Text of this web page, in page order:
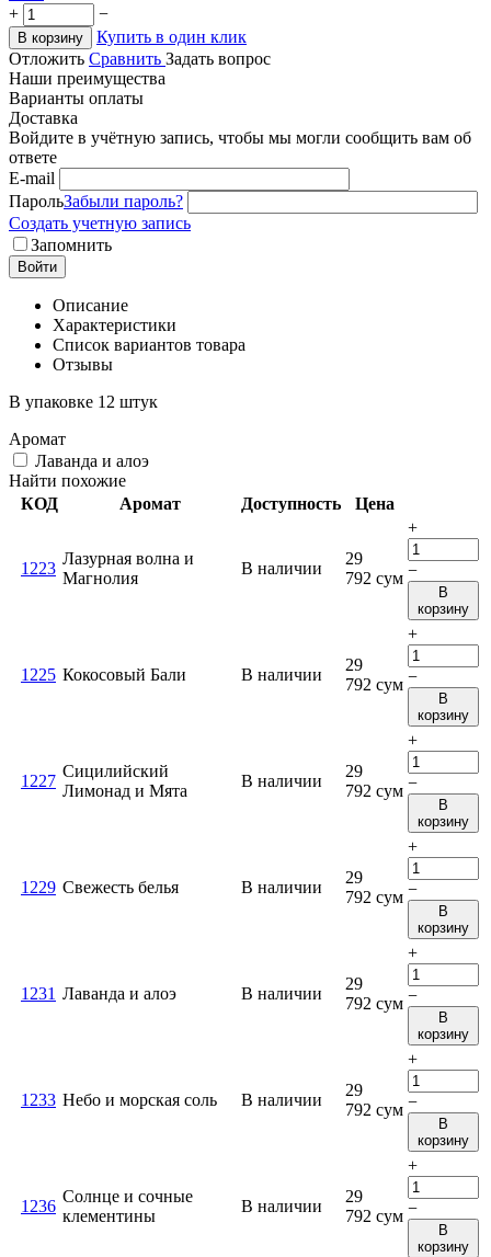
+ −
В корзину
Купить в один клик
Отложить Сравнить Задать вопрос
Наши преимущества
Варианты оплаты
Доставка
Войдите в учётную запись, чтобы мы могли сообщить вам об
ответе
E-mail
ПарольЗабыли пароль?
Создать учетную запись
Запомнить
Войти
Описание
Характеристики
Список вариантов товара
Отзывы
В упаковке 12 штук
Аромат
Лаванда и алоэ
Найти похожие
КОД
Аромат Доступность Цена
1223
Лазурная волна и
Магнолия
В наличии
29
792 сум
+
−
В
корзину
1225 Кокосовый Бали В наличии
29
792 сум
+
−
В
корзину
1227
Сицилийский
Лимонад и Мята
В наличии
29
792 сум
+
−
В
корзину
1229 Свежесть белья В наличии
29
792 сум
+
−
В
корзину
1231 Лаванда и алоэ В наличии
29
792 сум
+
−
В
корзину
1233 Небо и морская соль В наличии
29
792 сум
+
−
В
корзину
1236
Солнце и сочные
клементины
В наличии
29
792 сум
+
−
В
корзину